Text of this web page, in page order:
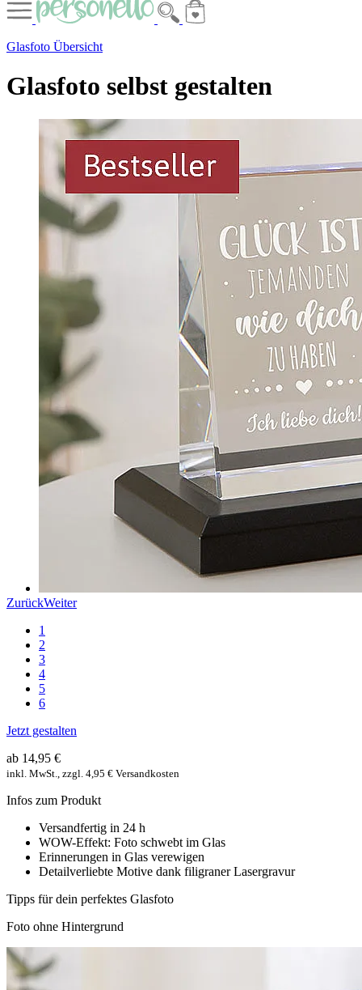
Glasfoto Übersicht
Glasfoto selbst gestalten
ZurückWeiter
1
2
3
4
5
6
Jetzt gestalten
ab 14,95 €
inkl. MwSt., zzgl. 4,95 € Versandkosten
Infos zum Produkt
Versandfertig in 24 h
WOW-Effekt: Foto schwebt im Glas
Erinnerungen in Glas verewigen
Detailverliebte Motive dank filigraner Lasergravur
Tipps für dein perfektes Glasfoto
Foto ohne Hintergrund